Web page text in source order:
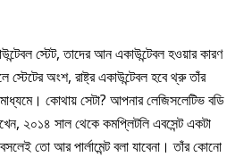
স্টেট, তাদের আন একাউন্টেবল হওয়ার কারণ
অংশ, রাষ্ট্র একাউন্টেবল হবে থ্রু তাঁর
কোথায় সেটা? আপনার লেজিসলেটিভ বডি
২০১৪ সাল থেকে কমপ্লিটলি এবসেন্ট একটা
তো আর পার্লামেন্ট বলা যাবেনা। তাঁর কোনো